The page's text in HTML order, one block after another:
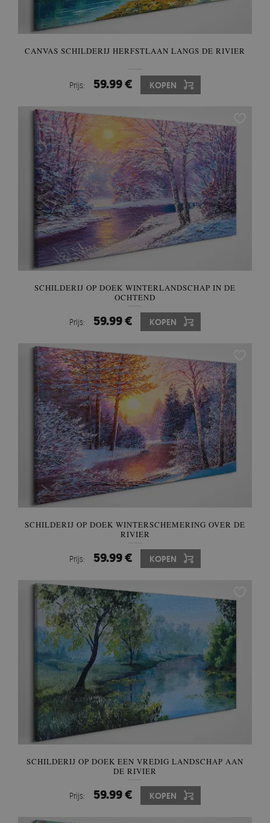
CANVAS SCHILDERIJ HERFSTLAAN LANGS DE RIVIER
Prijs: 59.99 € KOPEN
SCHILDERIJ OP DOEK WINTERLANDSCHAP IN DE
OCHTEND
Prijs: 59.99 € KOPEN
SCHILDERIJ OP DOEK WINTERSCHEMERING OVER DE
RIVIER
Prijs: 59.99 € KOPEN
SCHILDERIJ OP DOEK EEN VREDIG LANDSCHAP AAN
DE RIVIER
Prijs: 59.99 € KOPEN